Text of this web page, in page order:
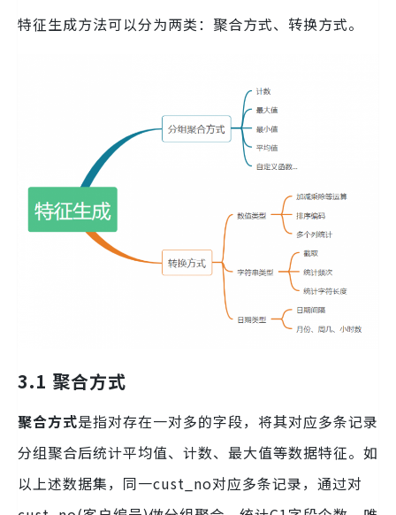
特征生成方法可以分为两类：聚合方式、转换方式。
3.1 聚合方式
聚合方式是指对存在一对多的字段，将其对应多条记录
分组聚合后统计平均值、计数、最大值等数据特征。如
以上述数据集，同一cust_no对应多条记录，通过对